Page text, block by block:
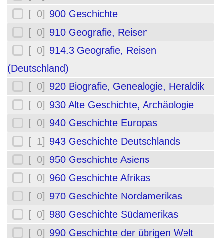
[ 0] 900 Geschichte
[ 0] 910 Geografie, Reisen
[ 0] 914.3 Geografie, Reisen
(Deutschland)
[ 0] 920 Biografie, Genealogie, Heraldik
[ 0] 930 Alte Geschichte, Archäologie
[ 0] 940 Geschichte Europas
[ 1] 943 Geschichte Deutschlands
[ 0] 950 Geschichte Asiens
[ 0] 960 Geschichte Afrikas
[ 0] 970 Geschichte Nordamerikas
[ 0] 980 Geschichte Südamerikas
[ 0] 990 Geschichte der übrigen Welt